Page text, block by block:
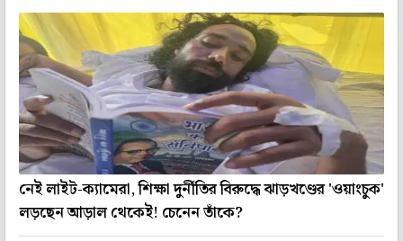
নেই লাইট-ক্যামেরা, শিক্ষা দুর্নীতির বিরুদ্ধে ঝাড়খণ্ডের 'ওয়াংচুক'
লড়ছেন আড়াল থেকেই! চেনেন তাঁকে?